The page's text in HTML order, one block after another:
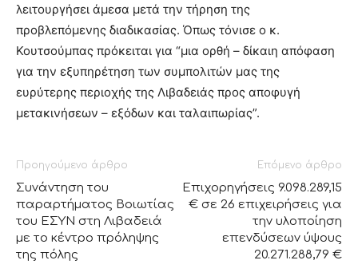
λειτουργήσει άμεσα μετά την τήρηση της
προβλεπόμενης διαδικασίας. Όπως τόνισε ο κ.
Κουτσούμπας πρόκειται για “μια ορθή – δίκαιη απόφαση
για την εξυπηρέτηση των συμπολιτών μας της
ευρύτερης περιοχής της Λιβαδειάς προς αποφυγή
μετακινήσεων – εξόδων και ταλαιπωρίας”.
Προηγούμενο άρθρο
Συνάντηση του
παραρτήματος Βοιωτίας
του ΕΣΥΝ στη Λιβαδειά
με το κέντρο πρόληψης
της πόλης
Επόμενο άρθρο
Επιχορηγήσεις 9.098.289,15
€ σε 26 επιχειρήσεις για
την υλοποίηση
επενδύσεων ύψους
20.271.288,79 €